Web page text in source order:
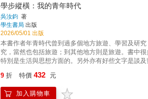
統性地重建了他的理論。從倫理學、發展心理學到
者的前瞻與膽識。當神話與心理學相遇，諾伊曼揭
──林晴晴這部深刻論著精準捕捉了諾伊曼的虔誠命
擇。──魏宏晉本書讓我對於生命的脈動與心靈的創
理解。──蔡怡佳誠摯推薦：（依姓氏筆劃排列）王
學系助理教授林晴晴｜神話思維女性文學人氣講師
庭研究與兒童發展學系兼任助理教授鐘 穎｜心理學
學步縱橫：我的青年時代
吳汝鈞 著
學生書局 出版
2026/05/01 出版
本書作者年青時代曾到過多個地方旅遊、學習及研
究，當然也包括旅遊；到其他地方則是旅遊。書中
特別是生活與思想方面的。另外亦有好些文字是談
9 折 特價 432 元
加入購物車